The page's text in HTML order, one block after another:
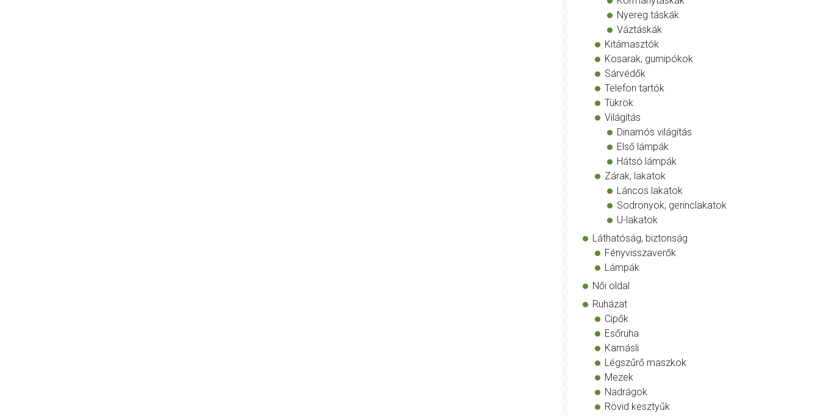
Nyereg táskák
Váztáskák
Kitámasztók
Kosarak, gumipókok
Sárvédők
Telefon tartók
Tükrök
Világítás
Dinamós világítás
Első lámpák
Hátsó lámpák
Zárak, lakatok
Láncos lakatok
Sodronyok, gerinclakatok
U-lakatok
Láthatóság, biztonság
Fényvisszaverők
Lámpák
Női oldal
Ruházat
Cipők
Esőruha
Kamásli
Légszűrő maszkok
Mezek
Nadrágok
Rövid kesztyűk